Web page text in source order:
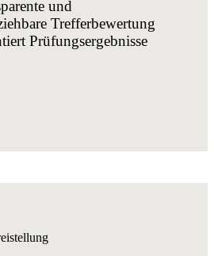
und
Trefferbewertung
Prüfungsergebnisse